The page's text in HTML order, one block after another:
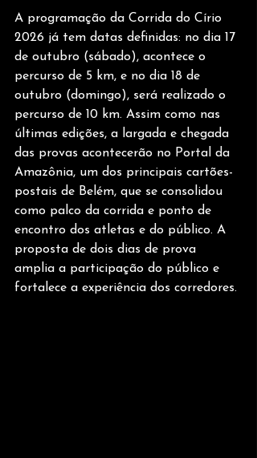
A programação da Corrida do Círio
2026 já tem datas definidas: no dia 17
de outubro (sábado), acontece o
percurso de 5 km, e no dia 18 de
outubro (domingo), será realizado o
percurso de 10 km. Assim como nas
últimas edições, a largada e chegada
das provas acontecerão no Portal da
Amazônia, um dos principais cartões-
postais de Belém, que se consolidou
como palco da corrida e ponto de
encontro dos atletas e do público. A
proposta de dois dias de prova
amplia a participação do público e
fortalece a experiência dos corredores.